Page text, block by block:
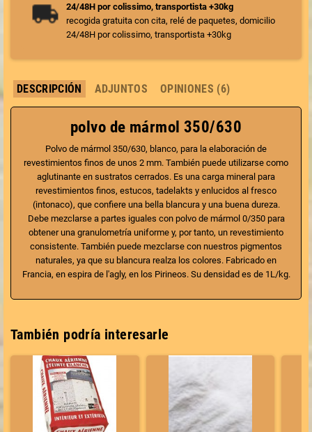
24/48H por colissimo, transportista +30kg
recogida gratuita con cita, relé de paquetes, domicilio
24/48H por colissimo, transportista +30kg
DESCRIPCIÓN ADJUNTOS OPINIONES (6)
polvo de mármol 350/630
Polvo de mármol 350/630, blanco, para la elaboración de
revestimientos finos de unos 2 mm. También puede utilizarse como
aglutinante en sustratos cerrados. Es una carga mineral para
revestimientos finos, estucos, tadelakts y enlucidos al fresco
(intonaco), que confiere una bella blancura y una buena dureza.
Debe mezclarse a partes iguales con polvo de mármol 0/350 para
obtener una granulometría uniforme y, por tanto, un revestimiento
consistente. También puede mezclarse con nuestros pigmentos
naturales, ya que su blancura realza los colores. Fabricado en
Francia, en espira de l'agly, en los Pirineos. Su densidad es de 1L/kg.
También podría interesarle